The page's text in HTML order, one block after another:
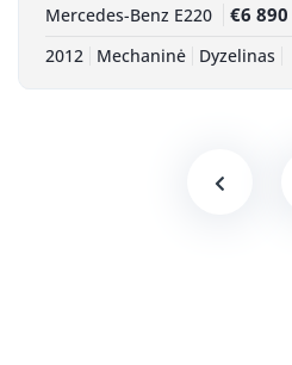
Mercedes-Benz E220 €6 890
2012 Mechaninė Dyzelinas